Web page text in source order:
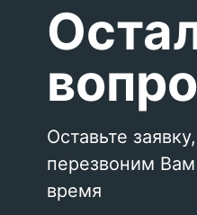
Оставьте
перезвоним
время